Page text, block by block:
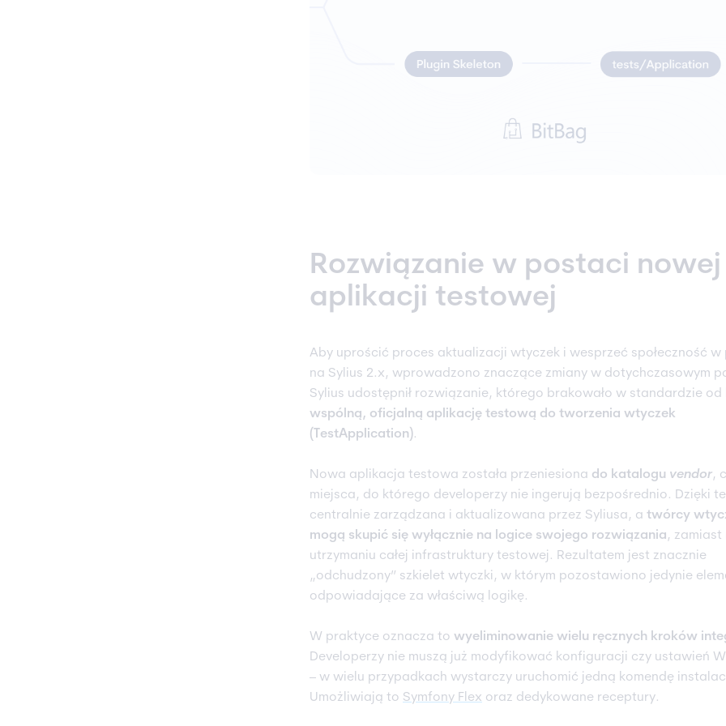
Rozwiązanie w postaci nowej
aplikacji testowej
Aby uprościć proces aktualizacji wtyczek i wesprzeć społeczność w
na Sylius 2.x, wprowadzono znaczące zmiany w dotychczasowym
Sylius udostępnił rozwiązanie, którego brakowało w standardzie od
wspólną, oficjalną aplikację testową do tworzenia wtyczek
(TestApplication).
Nowa aplikacja testowa została przeniesiona do katalogu vendor,
miejsca, do którego developerzy nie ingerują bezpośrednio. Dzięki
centralnie zarządzana i aktualizowana przez Syliusa, a twórcy
mogą skupić się wyłącznie na logice swojego rozwiązania, zamiast
utrzymaniu całej infrastruktury testowej. Rezultatem jest znacznie
„odchudzony” szkielet wtyczki, w którym pozostawiono jedynie
odpowiadające za właściwą logikę.
W praktyce oznacza to wyeliminowanie wielu ręcznych kroków
Developerzy nie muszą już modyfikować konfiguracji czy ustawień
– w wielu przypadkach wystarczy uruchomić jedną komendę
Umożliwiają to Symfony Flex oraz dedykowane receptury.